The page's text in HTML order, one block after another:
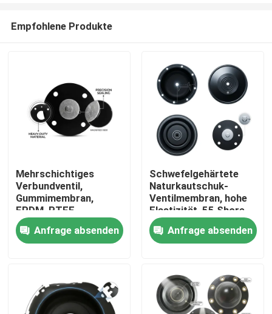
Zu Hause
Über uns
Empfohlene Produkte
Mehrschichtiges
Verbundventil,
Gummimembran,
EPDM, PTFE,
laminierte chemische
Barriere, doppelte
Härte
Anfrage absenden
Schwefelgehärtete
Naturkautschuk-
Ventilmembran, hohe
Elastizität, 55 Shore
A, pneumatischer
Antrieb OEM
Anfrage absenden